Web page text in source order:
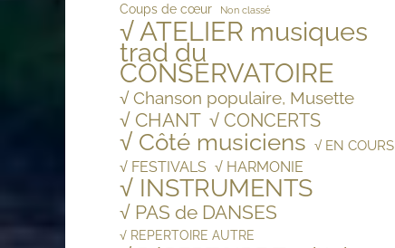
Coups de cœur Non classé
√ ATELIER musiques
trad du
CONSERVATOIRE
√ Chanson populaire, Musette
√ CHANT √ CONCERTS
√ Côté musiciens √ EN COURS
√ FESTIVALS √ HARMONIE
√ INSTRUMENTS
√ PAS de DANSES
√ REPERTOIRE AUTRE